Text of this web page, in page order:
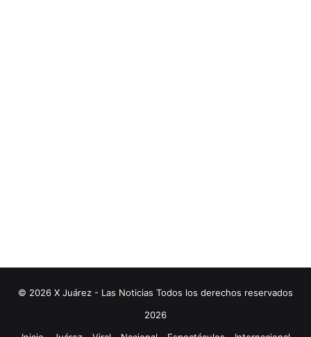
© 2026 X Juárez - Las Noticias Todos los derechos reservados
2026